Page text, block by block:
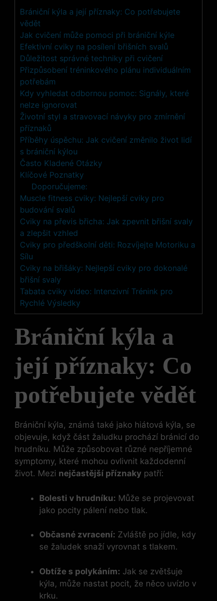
Brániční kýla a její příznaky: Co potřebujete
vědět
Jak cvičení může pomoci při brániční kýle
Efektivní cviky na posílení břišních svalů
Důležitost správné techniky při cvičení
Přizpůsobení tréninkového plánu individuálním
potřebám
Kdy vyhledat odbornou pomoc: Signály, které
nelze ignorovat
Životní styl a stravovací návyky pro zmírnění
příznaků
Příběhy úspěchu: Jak cvičení změnilo život lidí
s brániční kýlou
Často Kladené Otázky
Klíčové Poznatky
Doporučujeme:
Muscle fitness cviky: Nejlepší cviky pro
budování svalů
Cviky na převis břicha: Jak zpevnit břišní svaly
a zlepšit vzhled
Cviky pro předškolní děti: Rozvíjejte Motoriku a
Sílu
Cviky na břišáky: Nejlepší cviky pro dokonalé
břišní svaly
Tabata cviky video: Intenzivní Trénink pro
Rychlé Výsledky
Brániční kýla a
její příznaky: Co
potřebujete vědět
Brániční kýla, známá také jako hiátová kýla, se
objevuje, když část žaludku prochází bránicí do
hrudníku. Může způsobovat různé nepříjemné
symptomy, které mohou ovlivnit každodenní
život. Mezi nejčastější příznaky patří:
Bolesti v hrudníku: Může se projevovat
jako pocity pálení nebo tlak.
Občasné zvracení: Zvláště po jídle, kdy
se žaludek snaží vyrovnat s tlakem.
Obtíže s polykáním: Jak se zvětšuje
kýla, může nastat pocit, že něco uvízlo v
krku.